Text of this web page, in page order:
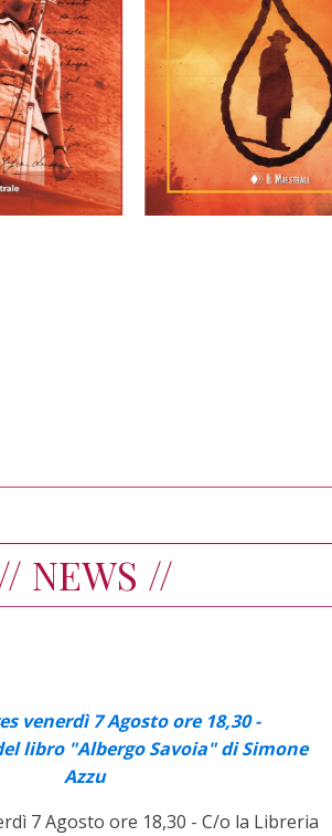
NEWS //
venerdì 7 Agosto ore 18,30 -
libro "Albergo Savoia" di Simone
Azzu
7 Agosto ore 18,30 - C/o la Libreria